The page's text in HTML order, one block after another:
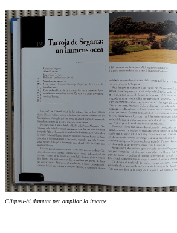
Cliqueu-hi damunt per ampliar la imatge